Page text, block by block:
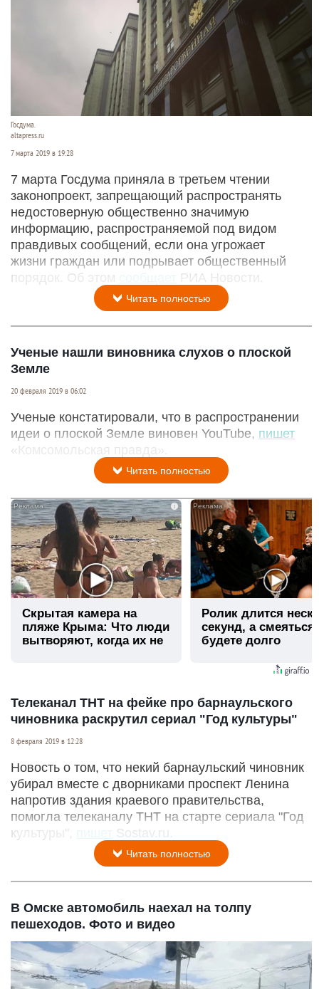
Госдума.
altapress.ru
7 марта 2019 в 19:28
7 марта Госдума приняла в третьем чтении
законопроект, запрещающий распространять
недостоверную общественно значимую
информацию, распространяемой под видом
правдивых сообщений, если она угрожает
жизни граждан или подрывает общественный
порядок. Об этом
сообщает РИА Новости.
Читать полностью
Ученые нашли виновника слухов о плоской
Земле
20 февраля 2019 в 06:02
Ученые констатировали, что в распространении
идеи о плоской Земле виновен YouTube, пишет
«Комсомольская правда».
Читать полностью
i
Скрытая камера на
пляже Крыма: Что люди
вытворяют, когда их не
Ролик длится
секунд, а
будете долго
Телеканал ТНТ на фейке про барнаульского
чиновника раскрутил сериал "Год культуры"
8 февраля 2019 в 12:28
Новость о том, что некий барнаульский чиновник
убирал вместе с дворниками проспект Ленина
напротив здания краевого правительства,
помогла телеканалу ТНТ на старте сериала "Год
культуры",
Sostav.ru.
Читать полностью
В Омске автомобиль наехал на толпу
пешеходов. Фото и видео